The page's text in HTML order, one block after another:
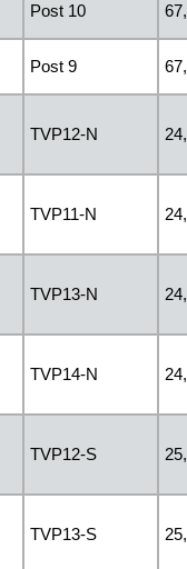
Post 10
Post 9
TVP12-N
TVP11-N
TVP13-N
TVP14-N
TVP12-S
TVP13-S